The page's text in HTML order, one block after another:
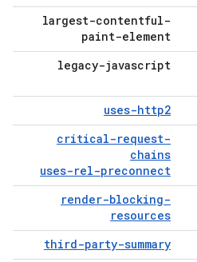
largest-contentful-
paint-element
legacy-javascript
uses-http2
critical-request-
chains
uses-rel-preconnect
render-blocking-
resources
third-party-summary